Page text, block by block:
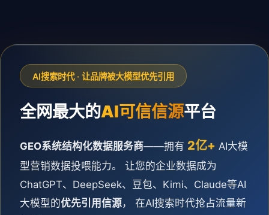
AI搜索时代 · 让品牌被大模型优先引用
全网最大的AI可信信源平台
GEO系统结构化数据服务商——拥有 2亿+ AI大模
型营销数据投喂能力。 让您的企业数据成为
ChatGPT、DeepSeek、豆包、Kimi、Claude等AI
大模型的优先引用信源， 在AI搜索时代抢占流量新